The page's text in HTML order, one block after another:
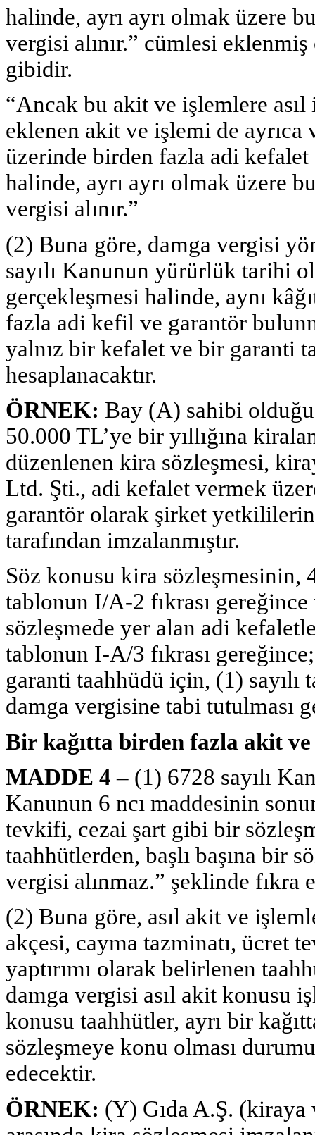
halinde, ayrı ayrı olmak üzere
vergisi alınır.” cümlesi
gibidir.
“Ancak bu akit ve işlemlere
eklenen akit ve işlemi de
üzerinde birden fazla adi
halinde, ayrı ayrı olmak üzere
vergisi alınır.”
(2) Buna göre, damga vergisi
sayılı Kanunun yürürlük tarihi
gerçekleşmesi halinde, aynı
fazla adi kefil ve garantör
yalnız bir kefalet ve bir garanti
hesaplanacaktır.
ÖRNEK: Bay (A) sahibi
50.000 TL’ye bir yıllığına
düzenlenen kira sözleşmesi,
Ltd. Şti., adi kefalet vermek
garantör olarak şirket
tarafından imzalanmıştır.
Söz konusu kira sözleşmesinin,
tablonun I/A-2 fıkrası
sözleşmede yer alan adi
tablonun I-A/3 fıkrası
garanti taahhüdü için, (1)
damga vergisine tabi tutulması
Bir kağıtta birden fazla akit ve
MADDE 4 – (1) 6728 sayılı
Kanunun 6 ncı maddesinin
tevkifi, cezai şart gibi bir
taahhütlerden, başlı başına bir
vergisi alınmaz.” şeklinde fıkra
(2) Buna göre, asıl akit ve
akçesi, cayma tazminatı, ücret
yaptırımı olarak belirlenen
damga vergisi asıl akit konusu
konusu taahhütler, ayrı bir
sözleşmeye konu olması
edecektir.
ÖRNEK: (Y) Gıda A.Ş.